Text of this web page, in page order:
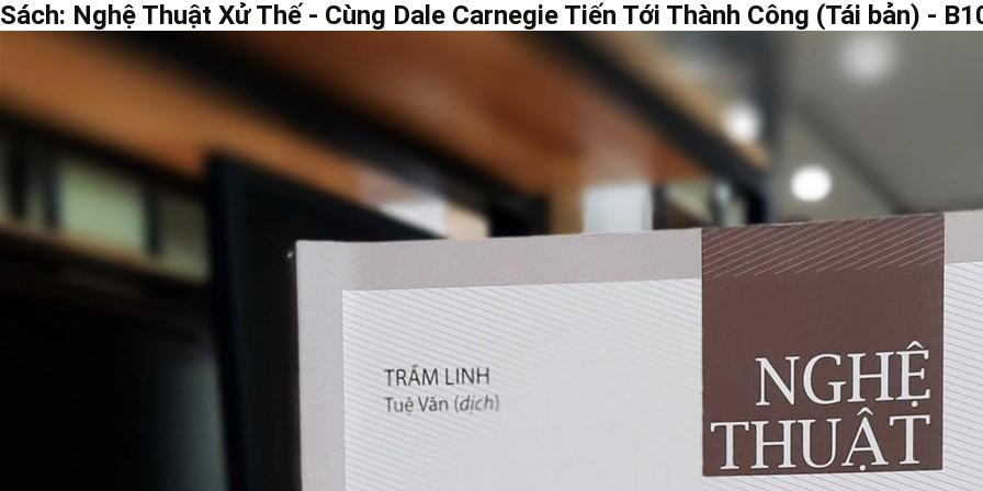
Sách: Nghệ Thuật Xử Thế - Cùng Dale Carnegie Tiến Tới Thành Công (Tái bản) -